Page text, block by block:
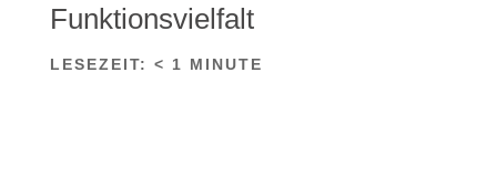
Funktionsvielfalt
LESEZEIT: < 1 MINUTE